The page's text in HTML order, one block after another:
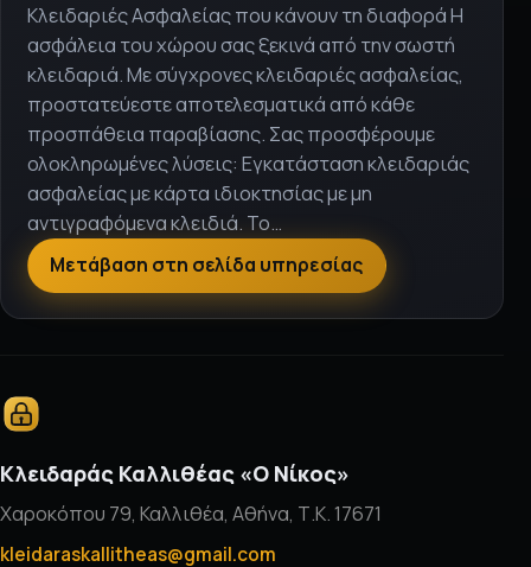
Κλειδαριές Ασφαλείας που κάνουν τη διαφορά Η
ασφάλεια του χώρου σας ξεκινά από την σωστή
κλειδαριά. Με σύγχρονες κλειδαριές ασφαλείας,
προστατεύεστε αποτελεσματικά από κάθε
προσπάθεια παραβίασης. Σας προσφέρουμε
ολοκληρωμένες λύσεις: Εγκατάσταση κλειδαριάς
ασφαλείας με κάρτα ιδιοκτησίας με μη
αντιγραφόμενα κλειδιά. Το…
Μετάβαση στη σελίδα υπηρεσίας
Κλειδαράς Καλλιθέας «Ο Νίκος»
Χαροκόπου 79, Καλλιθέα, Αθήνα, Τ.Κ. 17671
kleidaraskallitheas@gmail.com